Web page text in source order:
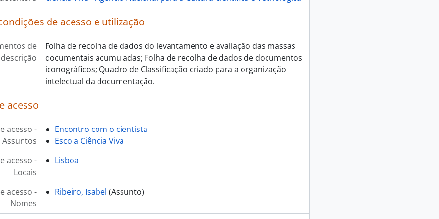
[Item] ECV - Encontro com o cientista - Pedro Lima e Isabel Ribeiro, 2016-01-15
[Item] ECV - Encontro com o cientista - Pedro Lima e Isabel Ribeiro, 2016-01-15
[Item] ECV - Encontro com o cientista - Pedro Lima e Isabel Ribeiro, 2016-01-15
[Item] ECV - Encontro com o cientista - Pedro Lima e Isabel Ribeiro, 2016-01-15
[Item] ECV - Encontro com o cientista - Pedro Lima e Isabel Ribeiro, 2016-01-15
[Item] ECV - Encontro com o cientista - Pedro Lima e Isabel Ribeiro, 2016-01-15
[Item] ECV - Encontro com o cientista - Pedro Lima e Isabel Ribeiro, 2016-01-15
[Item] ECV - Encontro com o cientista - Pedro Lima e Isabel Ribeiro, 2016-01-15
[Item] ECV - Encontro com o cientista - Pedro Lima e Isabel Ribeiro, 2016-01-15
[Item] ECV - Encontro com o cientista - Pedro Lima e Isabel Ribeiro, 2016-01-15
[Item] ECV - Encontro com o cientista - Pedro Lima e Isabel Ribeiro, 2016-01-15
[Item] ECV - Encontro com o cientista - Pedro Lima e Isabel Ribeiro, 2016-01-15
[Item] ECV - Encontro com o cientista - Pedro Lima e Isabel Ribeiro, 2016-01-15
[Documento composto] ECV - Encontro com o cientista - Horácio Fernandes, 2016-01-22
[Documento composto] ECV - Encontro com o cientista - Maria Amélia Martins-Loução, 2016-02-05
[Documento composto] ECV - Encontro com o cientista - Mário Cachão, 2016-02-17
de acesso e utilização
de
descrição
Folha de recolha de dados do levantamento e avaliação das massas
documentais acumuladas; Folha de recolha de dados de documentos
iconográficos; Quadro de Classificação criado para a organização
intelectual da documentação.
acesso
acesso -
Assuntos
Encontro com o cientista
Escola Ciência Viva
acesso -
Locais
Lisboa
acesso -
Nomes
Ribeiro, Isabel (Assunto)